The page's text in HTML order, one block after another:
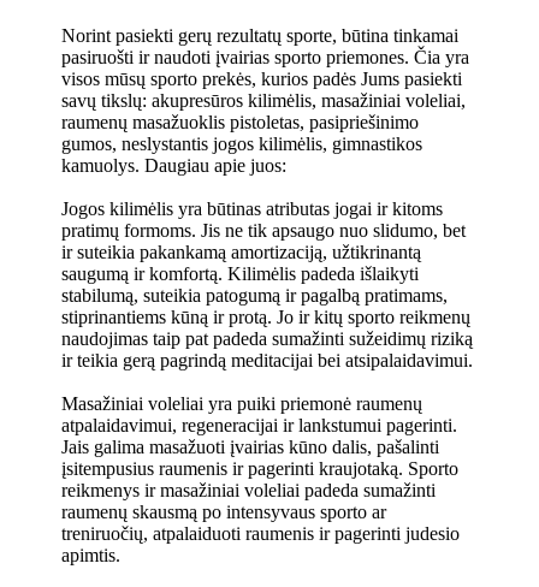
Norint pasiekti gerų rezultatų sporte, būtina tinkamai
pasiruošti ir naudoti įvairias sporto priemones. Čia yra
visos mūsų sporto prekės, kurios padės Jums pasiekti
savų tikslų: akupresūros kilimėlis, masažiniai voleliai,
raumenų masažuoklis pistoletas, pasipriešinimo
gumos, neslystantis jogos kilimėlis, gimnastikos
kamuolys. Daugiau apie juos:
Jogos kilimėlis yra būtinas atributas jogai ir kitoms
pratimų formoms. Jis ne tik apsaugo nuo slidumo, bet
ir suteikia pakankamą amortizaciją, užtikrinantą
saugumą ir komfortą. Kilimėlis padeda išlaikyti
stabilumą, suteikia patogumą ir pagalbą pratimams,
stiprinantiems kūną ir protą. Jo ir kitų sporto reikmenų
naudojimas taip pat padeda sumažinti sužeidimų riziką
ir teikia gerą pagrindą meditacijai bei atsipalaidavimui.
Masažiniai voleliai yra puiki priemonė raumenų
atpalaidavimui, regeneracijai ir lankstumui pagerinti.
Jais galima masažuoti įvairias kūno dalis, pašalinti
įsitempusius raumenis ir pagerinti kraujotaką. Sporto
reikmenys ir masažiniai voleliai padeda sumažinti
raumenų skausmą po intensyvaus sporto ar
treniruočių, atpalaiduoti raumenis ir pagerinti judesio
apimtis.